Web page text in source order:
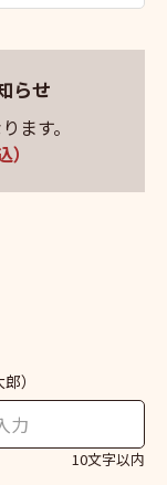
らせ
ます。
）
10文字以内